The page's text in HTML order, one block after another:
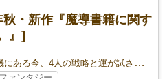
秋・新作『魔導書籍に関す
』]
王国が危機にある今、4人の戦略と運が試される・・・